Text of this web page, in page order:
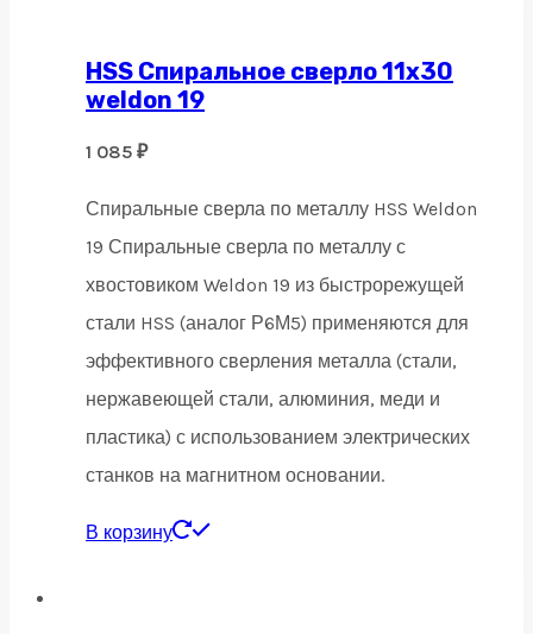
HSS Спиральное сверло 11х30
weldon 19
1 085 ₽
Спиральные сверла по металлу HSS Weldon
19 Спиральные сверла по металлу с
хвостовиком Weldon 19 из быстрорежущей
стали HSS (аналог Р6М5) применяются для
эффективного сверления металла (стали,
нержавеющей стали, алюминия, меди и
пластика) с использованием электрических
станков на магнитном основании.
В корзину